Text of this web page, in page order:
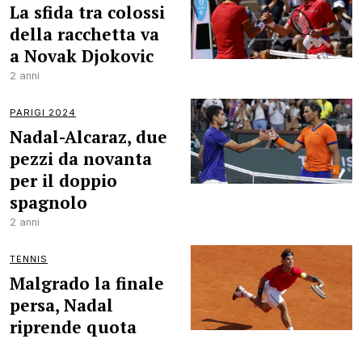
La sfida tra colossi
della racchetta va
a Novak Djokovic
2 anni
PARIGI 2024
Nadal-Alcaraz, due
pezzi da novanta
per il doppio
spagnolo
2 anni
TENNIS
Malgrado la finale
persa, Nadal
riprende quota